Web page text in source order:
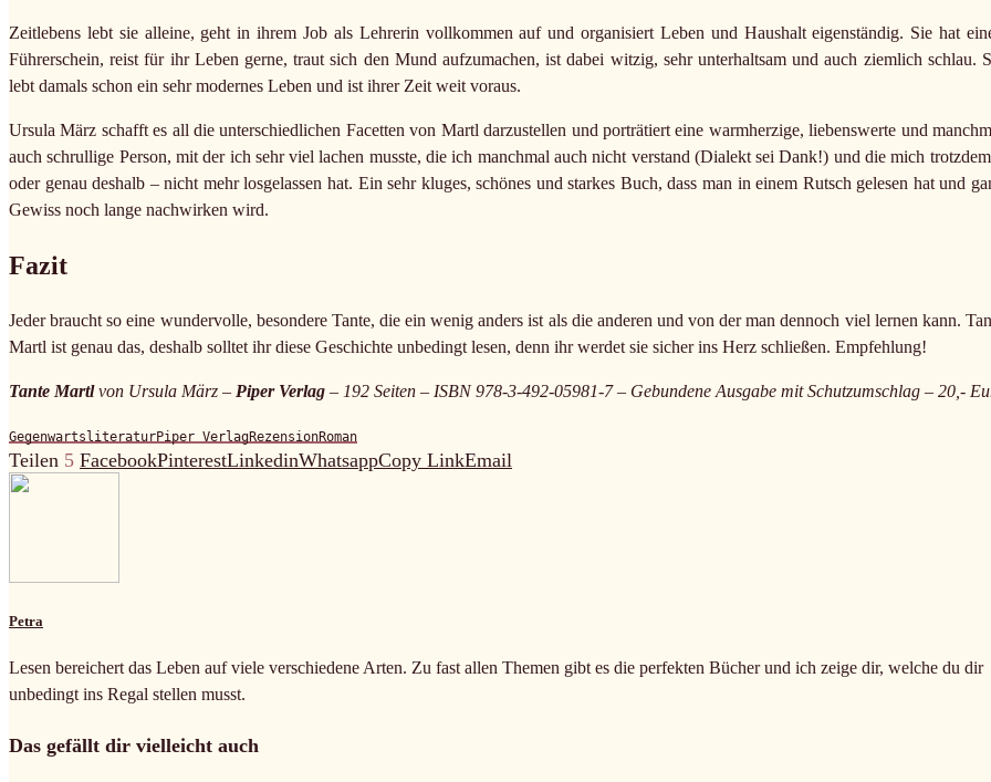
Zeitlebens lebt sie alleine, geht in ihrem Job als Lehrerin vollkommen auf und organisiert Leben und Haushalt eigenständig. Sie hat
Führerschein, reist für ihr Leben gerne, traut sich den Mund aufzumachen, ist dabei witzig, sehr unterhaltsam und auch ziemlich schlau.
lebt damals schon ein sehr modernes Leben und ist ihrer Zeit weit voraus.
Ursula März schafft es all die unterschiedlichen Facetten von Martl darzustellen und porträtiert eine warmherzige, liebenswerte und
auch schrullige Person, mit der ich sehr viel lachen musste, die ich manchmal auch nicht verstand (Dialekt sei Dank!) und die mich
oder genau deshalb – nicht mehr losgelassen hat. Ein sehr kluges, schönes und starkes Buch, dass man in einem Rutsch gelesen hat und
Gewiss noch lange nachwirken wird.
Fazit
Jeder braucht so eine wundervolle, besondere Tante, die ein wenig anders ist als die anderen und von der man dennoch viel lernen kann.
Martl ist genau das, deshalb solltet ihr diese Geschichte unbedingt lesen, denn ihr werdet sie sicher ins Herz schließen. Empfehlung!
Tante Martlvon Ursula März – Piper Verlag – 192 Seiten – ISBN 978-3-492-05981-7 – Gebundene Ausgabe mit Schutzumschlag – 20,-
GegenwartsliteraturPiper VerlagRezensionRoman
Teilen 5 FacebookPinterestLinkedinWhatsappCopy LinkEmail
Petra
Lesen bereichert das Leben auf viele verschiedene Arten. Zu fast allen Themen gibt es die perfekten Bücher und ich zeige dir, welche du dir
unbedingt ins Regal stellen musst.
Das gefällt dir vielleicht auch